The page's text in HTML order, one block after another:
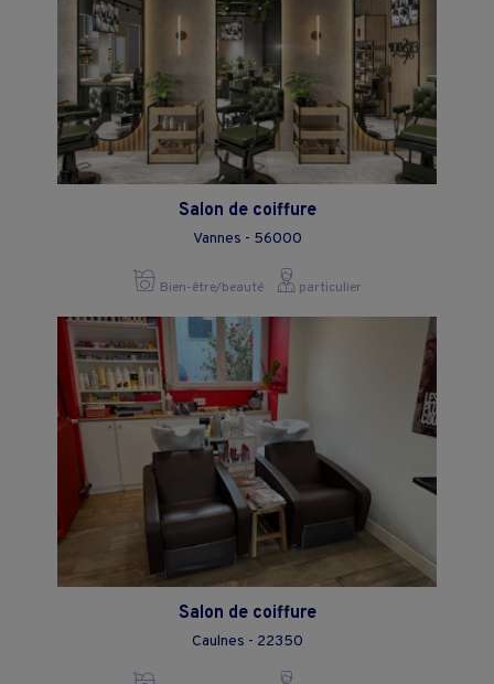
Salon de coiffure
Vannes - 56000
Bien-être/beauté particulier
Salon de coiffure
Caulnes - 22350